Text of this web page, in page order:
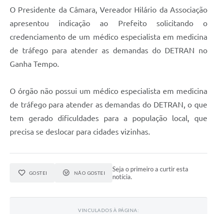
O Presidente da Câmara, Vereador Hilário da Associação
apresentou indicação ao Prefeito solicitando o
credenciamento de um médico especialista em medicina
de tráfego para atender as demandas do DETRAN no
Ganha Tempo.
O órgão não possui um médico especialista em medicina
de tráfego para atender as demandas do DETRAN, o que
tem gerado dificuldades para a população local, que
precisa se deslocar para cidades vizinhas.
GOSTEI NÃO GOSTEI
Seja o primeiro a curtir esta
notícia.
VINCULADOS À PÁGINA: